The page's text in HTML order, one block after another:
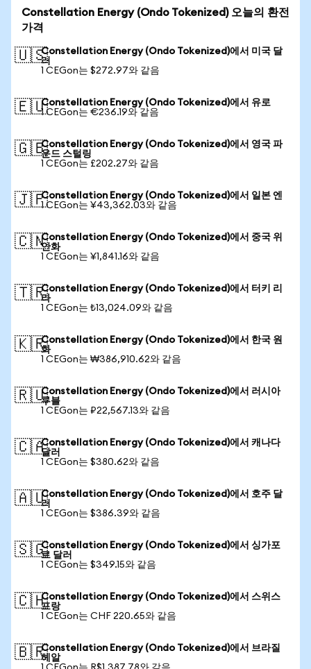
Constellation Energy (Ondo Tokenized) 오늘의 환전
가격
🇺🇸Constellation Energy (Ondo Tokenized)에서 미국 달
러
1 CEGon는 $272.97와 같음
🇪🇺Constellation Energy (Ondo Tokenized)에서 유로
1 CEGon는 €236.19와 같음
🇬🇧Constellation Energy (Ondo Tokenized)에서 영국 파
운드 스털링
1 CEGon는 £202.27와 같음
🇯🇵Constellation Energy (Ondo Tokenized)에서 일본 엔
1 CEGon는 ¥43,362.03와 같음
🇨🇳Constellation Energy (Ondo Tokenized)에서 중국 위
안화
1 CEGon는 ¥1,841.16와 같음
🇹🇷Constellation Energy (Ondo Tokenized)에서 터키 리
라
1 CEGon는 ₺13,024.09와 같음
🇰🇷Constellation Energy (Ondo Tokenized)에서 한국 원
화
1 CEGon는 ₩386,910.62와 같음
🇷🇺Constellation Energy (Ondo Tokenized)에서 러시아
루블
1 CEGon는 ₽22,567.13와 같음
🇨🇦Constellation Energy (Ondo Tokenized)에서 캐나다
달러
1 CEGon는 $380.62와 같음
🇦🇺Constellation Energy (Ondo Tokenized)에서 호주 달
러
1 CEGon는 $386.39와 같음
🇸🇬Constellation Energy (Ondo Tokenized)에서 싱가포
르 달러
1 CEGon는 $349.15와 같음
🇨🇭Constellation Energy (Ondo Tokenized)에서 스위스
프랑
1 CEGon는 CHF 220.65와 같음
🇧🇷Constellation Energy (Ondo Tokenized)에서 브라질
헤알